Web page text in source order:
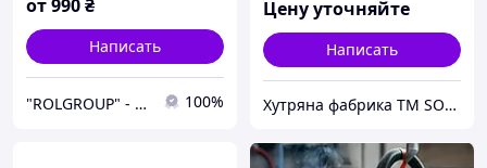
от990₴
Написать
"ROLGROUP" - Мы умеем управлять солнцем. 100%
Цену уточняйте
Написать
Хутряна фабрика TM SOBOLINI в Україні